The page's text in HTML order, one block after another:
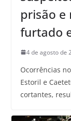
prisão e
furtado
4 de agosto de
Ocorrências
Estoril e
cortantes,